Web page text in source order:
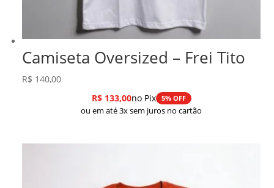
Camiseta Oversized – Frei Tito
R$ 140,00
R$133,00no Pix 5% OFF
ou em até 3x sem juros no cartão